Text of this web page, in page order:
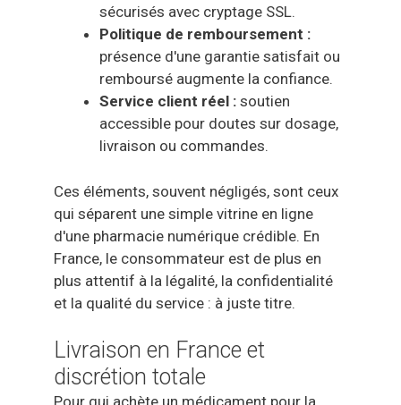
sécurisés avec cryptage SSL.
Politique de remboursement :
présence d'une garantie satisfait ou
remboursé augmente la confiance.
Service client réel : soutien
accessible pour doutes sur dosage,
livraison ou commandes.
Ces éléments, souvent négligés, sont ceux
qui séparent une simple vitrine en ligne
d'une pharmacie numérique crédible. En
France, le consommateur est de plus en
plus attentif à la légalité, la confidentialité
et la qualité du service : à juste titre.
Livraison en France et
discrétion totale